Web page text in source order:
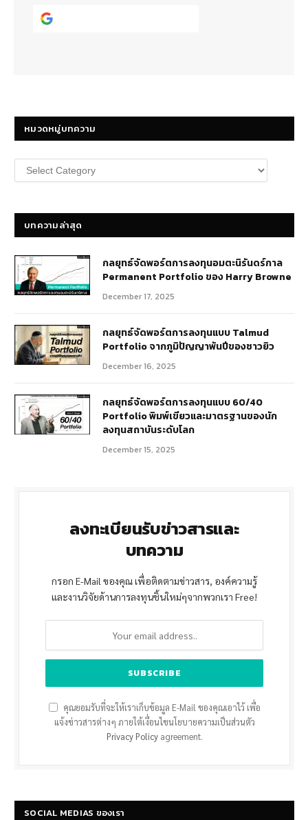
หมวดหมู่บทความ
หมวด
หมู่
บทความล่าสุด
กลยุทธ์​จัดพอร์ตการลงทุนอมตะนิรันดร์กาล
Permanent Portfolio ของ Harry Browne
December 17, 2025
กลยุทธ์จัดพอร์ตการลงทุนแบบ Talmud
Portfolio จากภูมิปัญญาพันปีของชาวยิว
December 16, 2025
กลยุทธ์จัดพอร์ตการลงทุนแบบ 60/40
Portfolio พิมพ์เขียวและมาตรฐานของนัก
ลงทุนสถาบันระดับโลก
December 15, 2025
ลงทะเบียนรับข่าวสารและ
บทความ
กรอก E-Mail ของคุณ เพื่อติดตามข่าวสาร, องค์ความรู้
และงานวิจัยด้านการลงทุนชิ้นใหม่ๆจากพวกเรา Free!
คุณยอมรับที่จะให้เราเก็บข้อมูล E-Mail ของคุณเอาไว้ เพื่อ
แจ้งข่าวสารต่างๆ ภายใต้เงื่อนไขนโยบายความเป็นส่วนตัว
Privacy Policyagreement.
SOCIAL MEDIAS ของเรา